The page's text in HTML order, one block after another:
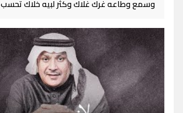
وسمع وطاعه غرك غلاك وكثر لبيه خلاك تحسب